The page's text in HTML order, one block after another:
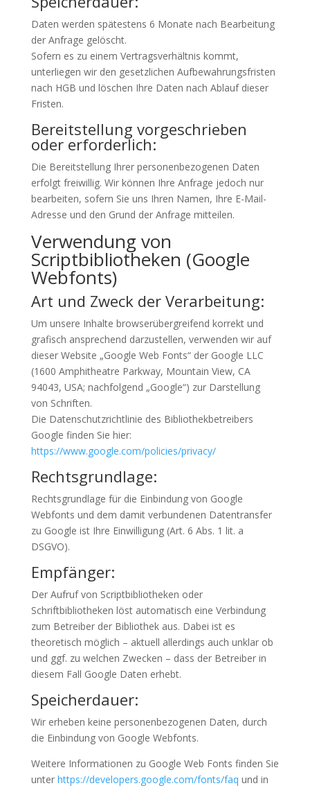
Daten werden spätestens 6 Monate nach Bearbeitung
der Anfrage gelöscht.
Sofern es zu einem Vertragsverhältnis kommt,
unterliegen wir den gesetzlichen Aufbewahrungsfristen
nach HGB und löschen Ihre Daten nach Ablauf dieser
Fristen.
Bereitstellung vorgeschrieben
oder erforderlich:
Die Bereitstellung Ihrer personenbezogenen Daten
erfolgt freiwillig. Wir können Ihre Anfrage jedoch nur
bearbeiten, sofern Sie uns Ihren Namen, Ihre E-Mail-
Adresse und den Grund der Anfrage mitteilen.
Verwendung von
Scriptbibliotheken (Google
Webfonts)
Art und Zweck der Verarbeitung:
Um unsere Inhalte browserübergreifend korrekt und
grafisch ansprechend darzustellen, verwenden wir auf
dieser Website „Google Web Fonts“ der Google LLC
(1600 Amphitheatre Parkway, Mountain View, CA
94043, USA; nachfolgend „Google“) zur Darstellung
von Schriften.
Die Datenschutzrichtlinie des Bibliothekbetreibers
Google finden Sie hier:
https://www.google.com/policies/privacy/
Rechtsgrundlage:
Rechtsgrundlage für die Einbindung von Google
Webfonts und dem damit verbundenen Datentransfer
zu Google ist Ihre Einwilligung (Art. 6 Abs. 1 lit. a
DSGVO).
Empfänger:
Der Aufruf von Scriptbibliotheken oder
Schriftbibliotheken löst automatisch eine Verbindung
zum Betreiber der Bibliothek aus. Dabei ist es
theoretisch möglich – aktuell allerdings auch unklar ob
und ggf. zu welchen Zwecken – dass der Betreiber in
diesem Fall Google Daten erhebt.
Speicherdauer:
Wir erheben keine personenbezogenen Daten, durch
die Einbindung von Google Webfonts.
Weitere Informationen zu Google Web Fonts finden Sie
unter https://developers.google.com/fonts/faq und in